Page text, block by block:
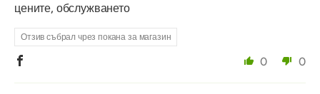
цените, обслужването
Отзив събрал чрез покана за магазин
0 0